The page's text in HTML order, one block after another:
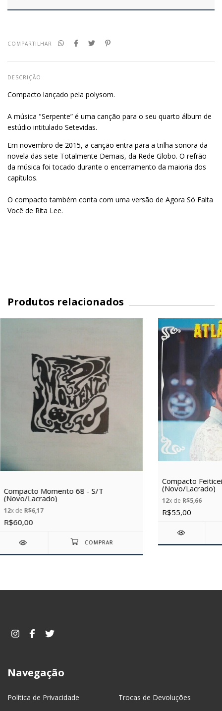
COMPARTILHAR
DESCRIÇÃO
Compacto lançado pela polysom.
A música "Serpente” é uma canção para o seu quarto álbum de
estúdio intitulado Setevidas.
Em novembro de 2015, a canção entra para a trilha sonora da
novela das sete Totalmente Demais, da Rede Globo. O refrão
da música foi tocado durante o encerramento da maioria dos
capítulos.
O compacto também conta com uma versão de Agora Só Falta
Você de Rita Lee.
Produtos relacionados
Compacto Momento 68 - S/T
(Novo/Lacrado)
12x de R$6,17
R$60,00
Compacto
(Novo/Lacrado)
12x de R$5,66
R$55,00
Navegação
Política de Privacidade Trocas de Devoluções